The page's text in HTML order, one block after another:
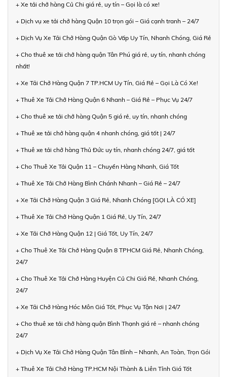
+ Xe tải chở hàng Củ Chi giá rẻ, uy tín – Gọi là có xe!
+ Dịch vụ xe tải chở hàng Quận 10 trọn gói – Giá cạnh tranh – 24/7
+ Dịch Vụ Xe Tải Chở Hàng Quận Gò Vấp Uy Tín, Nhanh Chóng, Giá Rẻ
+ Cho thuê xe tải chở hàng quận Tân Phú giá rẻ, uy tín, nhanh chóng
nhất!
+ Xe Tải Chở Hàng Quận 7 TP.HCM Uy Tín, Giá Rẻ – Gọi Là Có Xe!
+ Thuê Xe Tải Chở Hàng Quận 6 Nhanh – Giá Rẻ – Phục Vụ 24/7
+ Cho thuê xe tải chở hàng Quận 5 giá rẻ, uy tín, nhanh chóng
+ Thuê xe tải chở hàng quận 4 nhanh chóng, giá tốt | 24/7
+ Thuê xe tải chở hàng Thủ Đức uy tín, nhanh chóng 24/7, giá tốt
+ Cho Thuê Xe Tải Quận 11 – Chuyển Hàng Nhanh, Giá Tốt
+ Thuê Xe Tải Chở Hàng Bình Chánh Nhanh – Giá Rẻ – 24/7
+ Xe Tải Chở Hàng Quận 3 Giá Rẻ, Nhanh Chóng [GỌI LÀ CÓ XE]
+ Thuê Xe Tải Chở Hàng Quận 1 Giá Rẻ, Uy Tín, 24/7
+ Xe Tải Chở Hàng Quận 12 | Giá Tốt, Uy Tín, 24/7
+ Cho Thuê Xe Tải Chở Hàng Quận 8 TPHCM Giá Rẻ, Nhanh Chóng,
24/7
+ Cho Thuê Xe Tải Chở Hàng Huyện Củ Chi Giá Rẻ, Nhanh Chóng,
24/7
+ Xe Tải Chở Hàng Hóc Môn Giá Tốt, Phục Vụ Tận Nơi | 24/7
+ Cho thuê xe tải chở hàng quận Bình Thạnh giá rẻ – nhanh chóng
24/7
+ Dịch Vụ Xe Tải Chở Hàng Quận Tân Bình – Nhanh, An Toàn, Trọn Gói
+ Thuê Xe Tải Chở Hàng TP.HCM Nội Thành & Liên Tỉnh Giá Tốt